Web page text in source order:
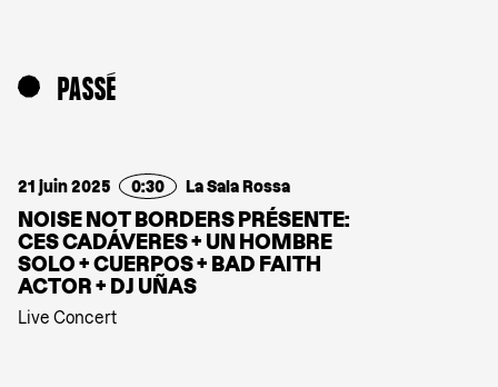
PASSÉ
21 juin 2025 0:30 La Sala Rossa
NOISE NOT BORDERS PRÉSENTE:
CES CADÁVERES + UN HOMBRE
SOLO + CUERPOS + BAD FAITH
ACTOR + DJ UÑAS
Live Concert